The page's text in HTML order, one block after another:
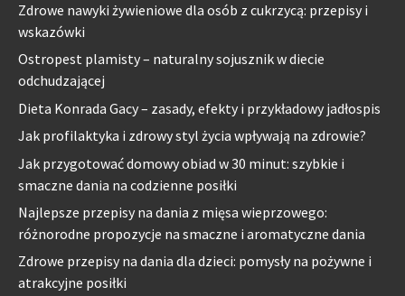
Zdrowe nawyki żywieniowe dla osób z cukrzycą: przepisy i
wskazówki
Ostropest plamisty – naturalny sojusznik w diecie
odchudzającej
Dieta Konrada Gacy – zasady, efekty i przykładowy jadłospis
Jak profilaktyka i zdrowy styl życia wpływają na zdrowie?
Jak przygotować domowy obiad w 30 minut: szybkie i
smaczne dania na codzienne posiłki
Najlepsze przepisy na dania z mięsa wieprzowego:
różnorodne propozycje na smaczne i aromatyczne dania
Zdrowe przepisy na dania dla dzieci: pomysły na pożywne i
atrakcyjne posiłki